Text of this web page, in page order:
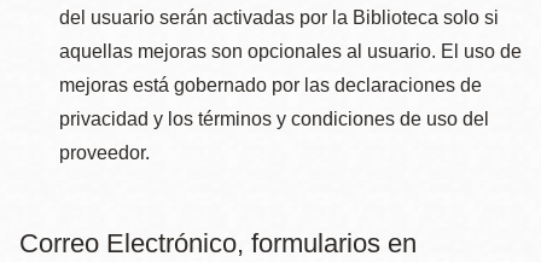
del usuario serán activadas por la Biblioteca solo si
aquellas mejoras son opcionales al usuario. El uso de
mejoras está gobernado por las declaraciones de
privacidad y los términos y condiciones de uso del
proveedor.
Correo Electrónico, formularios en